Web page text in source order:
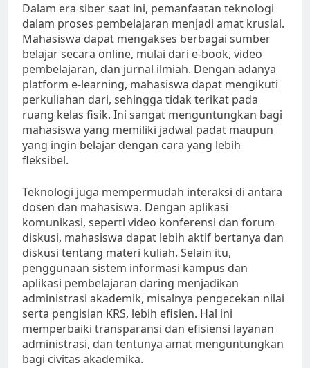
Dalam era siber saat ini, pemanfaatan teknologi
dalam proses pembelajaran menjadi amat krusial.
Mahasiswa dapat mengakses berbagai sumber
belajar secara online, mulai dari e-book, video
pembelajaran, dan jurnal ilmiah. Dengan adanya
platform e-learning, mahasiswa dapat mengikuti
perkuliahan dari, sehingga tidak terikat pada
ruang kelas fisik. Ini sangat menguntungkan bagi
mahasiswa yang memiliki jadwal padat maupun
yang ingin belajar dengan cara yang lebih
fleksibel.
Teknologi juga mempermudah interaksi di antara
dosen dan mahasiswa. Dengan aplikasi
komunikasi, seperti video konferensi dan forum
diskusi, mahasiswa dapat lebih aktif bertanya dan
diskusi tentang materi kuliah. Selain itu,
penggunaan sistem informasi kampus dan
aplikasi pembelajaran daring menjadikan
administrasi akademik, misalnya pengecekan nilai
serta pengisian KRS, lebih efisien. Hal ini
memperbaiki transparansi dan efisiensi layanan
administrasi, dan tentunya amat menguntungkan
bagi civitas akademika.